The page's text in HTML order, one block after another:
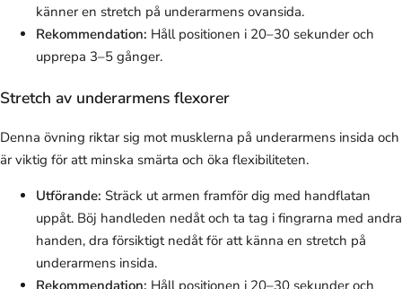
känner en stretch på underarmens ovansida.
Rekommendation: Håll positionen i 20–30 sekunder och
upprepa 3–5 gånger.
Stretch av underarmens flexorer
Denna övning riktar sig mot musklerna på underarmens insida och
är viktig för att minska smärta och öka flexibiliteten.
Utförande: Sträck ut armen framför dig med handflatan
uppåt. Böj handleden nedåt och ta tag i fingrarna med andra
handen, dra försiktigt nedåt för att känna en stretch på
underarmens insida.